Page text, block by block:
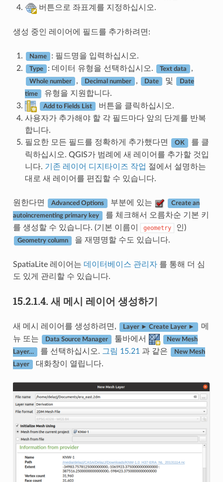
버튼으로 좌표계를 지정하십시오.
생성 중인 레이어에 필드를 추가하려면:
Name : 필드명을 입력하십시오.
Type : 데이터 유형을 선택하십시오. Text data ,
Whole number , Decimal number , Date 및 Date
time 유형을 지원합니다.
Add to Fields List
버튼을 클릭하십시오.
사용자가 추가해야 할 각 필드마다 앞의 단계를 반복
합니다.
필요한 모든 필드를 정확하게 추가했다면
OK
를 클
릭하십시오. QGIS가 범례에 새 레이어를 추가할 것입
니다. 기존 레이어 디지타이즈 작업 절에서 설명하는
대로 새 레이어를 편집할 수 있습니다.
원한다면 Advanced Options 부분에 있는 Create an
autoincrementing primary key
를 체크해서 오름차순 기본 키
를 생성할 수 있습니다. (기본 이름이
geometry 인)
Geometry column 을 재명명할 수도 있습니다.
SpatiaLite 레이어는 데이터베이스 관리자를 통해 더 심
도 있게 관리할 수 있습니다.
15.2.1.4. 새 메시 레이어 생성하기
새 메시 레이어를 생성하려면, Layer ► Create Layer ►
메
뉴 또는
Data Source Manager 툴바에서 New Mesh
Layer… 를 선택하십시오. 그림 15.21과 같은 New Mesh
Layer 대화창이 열립니다.